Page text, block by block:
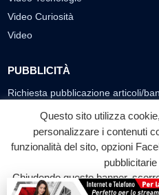
Video Curiosità
Video
PUBBLICITÀ
Richiesta pubblicazione articoli/
SEGUICI SUI SOCIAL
f
Facebook
Questo sito utilizza
personalizzare i contenuti
funzionalità del sito, opzioni
Chiudendo questo banner,